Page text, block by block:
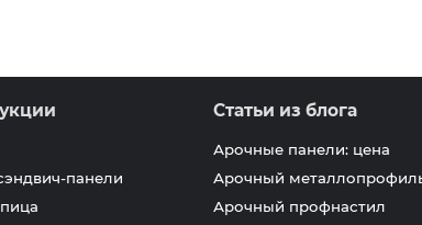
панели
Статьи из блога
Арочные панели: цена
Арочный
Арочный профнастил